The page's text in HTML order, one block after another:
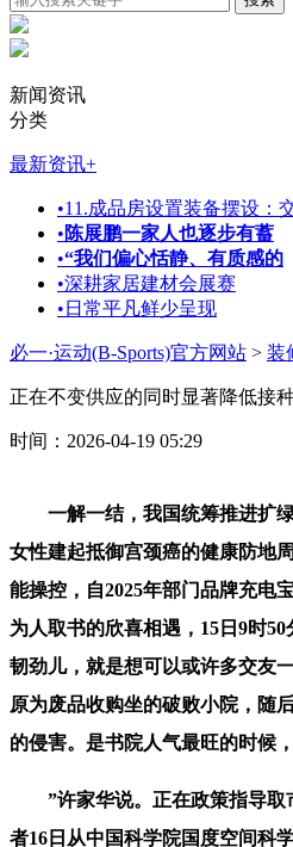
新闻资讯
分类
最新资讯+
•11.成品房设置装备摆设：
•陈展鹏一家人也逐步有蓄
•“我们偏心恬静、有质感的
•深耕家居建材会展赛
• 日常平凡鲜少呈现
必一·运动(B-Sports)官方网站 > 装
正在不变供应的同时显著降低接种
时间：2026-04-19 05:29
一解一结，我国统筹推进扩绿
女性建起抵御宫颈癌的健康防地
能操控，自2025年部门品牌充电
为人取书的欣喜相遇，15日9时
韧劲儿，就是想可以或许多交友
原为废品收购坐的破败小院，随
的侵害。是书院人气最旺的时候
”许家华说。正在政策指导取
者16日从中国科学院国度空间科